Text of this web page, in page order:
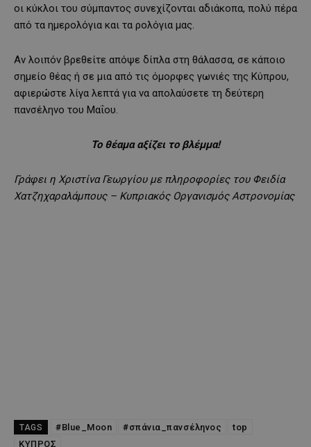
οι κύκλοι του σύμπαντος συνεχίζονται αδιάκοπα, πολύ πέρα
από τα ημερολόγια και τα ρολόγια μας.
Αν λοιπόν βρεθείτε απόψε δίπλα στη θάλασσα, σε κάποιο
σημείο θέας ή σε μια από τις όμορφες γωνιές της Κύπρου,
αφιερώστε λίγα λεπτά για να απολαύσετε τη δεύτερη
πανσέληνο του Μαΐου.
Το θέαμα αξίζει το βλέμμα!
Γράφει η Χριστίνα Γεωργίου με πληροφορίες του Φειδία
Χατζηχαραλάμπους – Κυπριακός Οργανισμός Αστρονομίας
TAGS #Blue_Moon #σπάνια_πανσέληνος
top
ΚΥΠΡΟΣ